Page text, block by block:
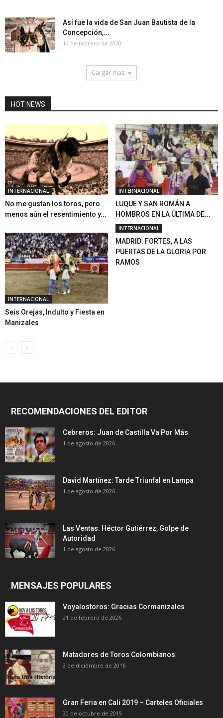
Así fue la vida de San Juan Bautista de la
Concepción,...
14 de febrero de 2020
Cargar mas
HOT NEWS
INTERNACIONAL
No me gustan los toros, pero
menos aún el resentimiento y...
INTERNACIONAL
LUQUE Y SAN ROMÁN A
HOMBROS EN LA ÚLTIMA DE...
INTERNACIONAL
Seis Orejas, Indulto y Fiesta en
Manizales
INTERNACIONAL
MADRID: FORTES, A LAS
PUERTAS DE LA GLORIA POR
RAMOS
RECOMENDACIONES DEL EDITOR
Cebreros: Juan de Castilla Va Por Más
1 de agosto de 2026
David Martínez: Tarde Triunfal en Lampa
1 de agosto de 2026
Las Ventas: Héctor Gutiérrez, Golpe de
Autoridad
1 de agosto de 2026
MENSAJES POPULARES
Voyalostoros: Gracias Cormanizales
21 de febrero de 2026
Matadores de Toros Colombianos
3 de diciembre de 2016
Gran Feria en Cali 2019 – Carteles Oficiales
30 de octubre de 2019